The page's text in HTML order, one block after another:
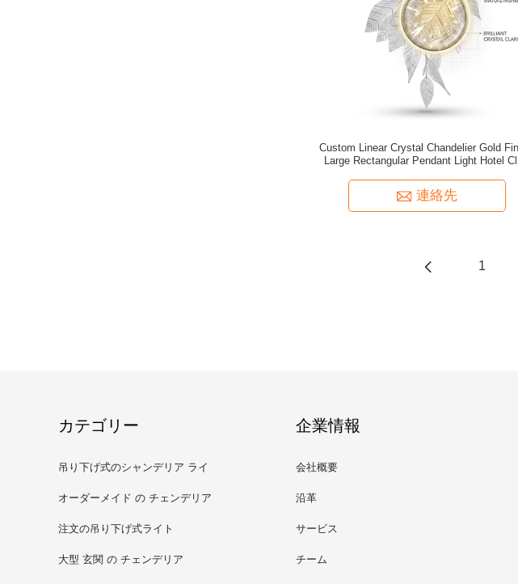
Custom Linear Crystal Chandelier Gold
Large Rectangular Pendant Light Hotel
連絡先
1
カテゴリー
吊り下げ式のシャンデリア ライ
ト
オーダーメイド の チェンデリア
注文の吊り下げ式ライト
大型 玄関 の チェンデリア
企業情報
会社概要
沿革
サービス
チーム